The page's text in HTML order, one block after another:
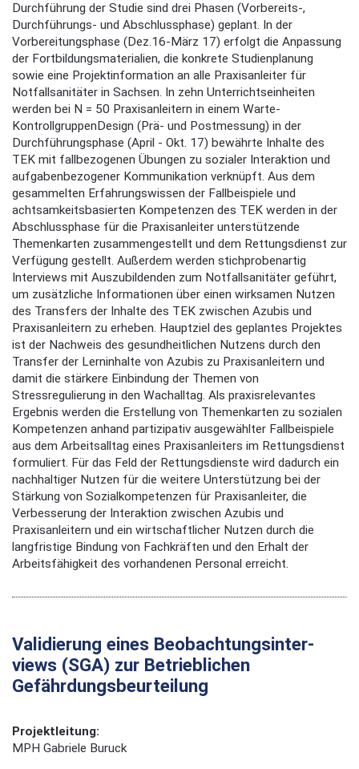
Durchführung der Studie sind drei Phasen (Vorbereits-,
Durchführungs- und Abschlussphase) geplant. In der
Vorbereitungsphase (Dez.16-März 17) erfolgt die Anpassung
der Fortbildungsmaterialien, die konkrete Studienplanung
sowie eine Projektinformation an alle Praxisanleiter für
Notfallsanitäter in Sachsen. In zehn Unterrichtseinheiten
werden bei N = 50 Praxisanleitern in einem Warte-
KontrollgruppenDesign (Prä- und Postmessung) in der
Durchführungsphase (April - Okt. 17) bewährte Inhalte des
TEK mit fallbezogenen Übungen zu sozialer Interaktion und
aufgabenbezogener Kommunikation verknüpft. Aus dem
gesammelten Erfahrungswissen der Fallbeispiele und
achtsamkeitsbasierten Kompetenzen des TEK werden in der
Abschlussphase für die Praxisanleiter unterstützende
Themenkarten zusammengestellt und dem Rettungsdienst zur
Verfügung gestellt. Außerdem werden stichprobenartig
Interviews mit Auszubildenden zum Notfallsanitäter geführt,
um zusätzliche Informationen über einen wirksamen Nutzen
des Transfers der Inhalte des TEK zwischen Azubis und
Praxisanleitern zu erheben. Hauptziel des geplantes Projektes
ist der Nachweis des gesundheitlichen Nutzens durch den
Transfer der Lerninhalte von Azubis zu Praxisanleitern und
damit die stärkere Einbindung der Themen von
Stressregulierung in den Wachalltag. Als praxisrelevantes
Ergebnis werden die Erstellung von Themenkarten zu sozialen
Kompetenzen anhand partizipativ ausgewählter Fallbeispiele
aus dem Arbeitsalltag eines Praxisanleiters im Rettungsdienst
formuliert. Für das Feld der Rettungsdienste wird dadurch ein
nachhaltiger Nutzen für die weitere Unterstützung bei der
Stärkung von Sozialkompetenzen für Praxisanleiter, die
Verbesserung der Interaktion zwischen Azubis und
Praxisanleitern und ein wirtschaftlicher Nutzen durch die
langfristige Bindung von Fachkräften und den Erhalt der
Arbeitsfähigkeit des vorhandenen Personal erreicht.
Validierung eines Beobachtungsinter­
views (SGA) zur Betrieblichen
Gefährdungsbeurtei­lung
Projektleitung:
MPH Gabriele Buruck